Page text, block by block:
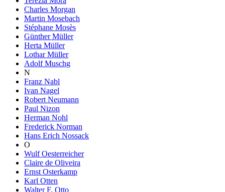
Charles Morgan
Martin Mosebach
Stéphane Mosès
Günther Müller
Herta Müller
Lothar Müller
Adolf Muschg
N
Franz Nabl
Ivan Nagel
Robert Neumann
Paul Nizon
Herman Nohl
Frederick Norman
Hans Erich Nossack
O
Wulf Oesterreicher
Claire de Oliveira
Ernst Osterkamp
Karl Otten
Walter F. Otto